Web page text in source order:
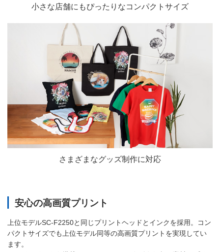
小さな店舗にもぴったりなコンパクトサイズ
さまざまなグッズ制作に対応
安心の高画質プリント
上位モデルSC-F2250と同じプリントヘッドとインクを採用。コン
パクトサイズでも上位モデル同等の高画質プリントを実現してい
ます。